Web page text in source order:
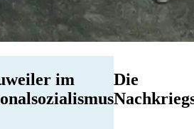
im
Die